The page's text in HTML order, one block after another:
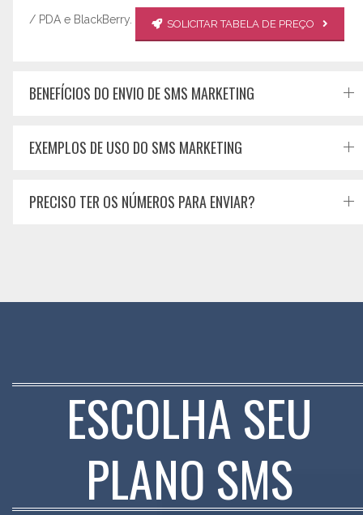
/ PDA e BlackBerry. SOLICITAR TABELA DE PREÇO
BENEFÍCIOS DO ENVIO DE SMS MARKETING
EXEMPLOS DE USO DO SMS MARKETING
PRECISO TER OS NÚMEROS PARA ENVIAR?
ESCOLHA SEU
PLANO SMS